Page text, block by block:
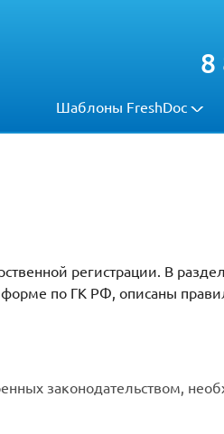
Шаблоны FreshDoc
8
регистрации. В
по ГК РФ, описаны
законодательством,